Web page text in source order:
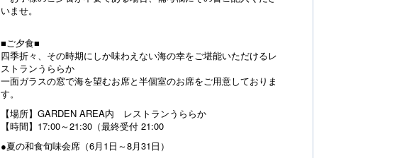
いませ。
■ご夕食■
四季折々、その時期にしか味わえない海の幸をご堪能いただけるレ
ストランうららか
一面ガラスの窓で海を望むお席と半個室のお席をご用意しておりま
す。
【場所】GARDEN AREA内 レストランうららか
【時間】17:00～21:30（最終受付 21:00
●夏の和食旬味会席（6月1日～8月31日）